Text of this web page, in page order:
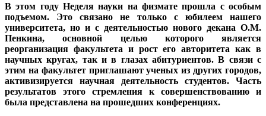
В этом году Неделя науки на физмате прошла с особым
подъемом. Это связано не только с юбилеем нашего
университета, но и с деятельностью нового декана О.М.
Пенкина, основной целью которого является
реорганизация факультета и рост его авторитета как в
научных кругах, так и в глазах абитуриентов. В связи с
этим на факультет приглашают ученых из других городов,
активизируется научная деятельность студентов. Часть
результатов этого стремления к совершенствованию и
была представлена на прошедших конференциях.